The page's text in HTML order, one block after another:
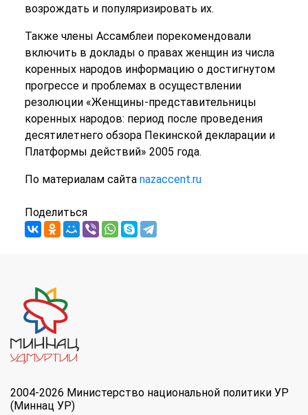
возрождать и популяризировать их.
Также члены Ассамблеи порекомендовали
включить в доклады о правах женщин из числа
коренных народов информацию о достигнутом
прогрессе и проблемах в осуществлении
резолюции «Женщины-представительницы
коренных народов: период после проведения
десятилетнего обзора Пекинской декларации и
Платформы действий» 2005 года.
По материалам сайта nazaccent.ru
Поделиться
2004-2026 Министерство национальной политики УР
(Миннац УР)